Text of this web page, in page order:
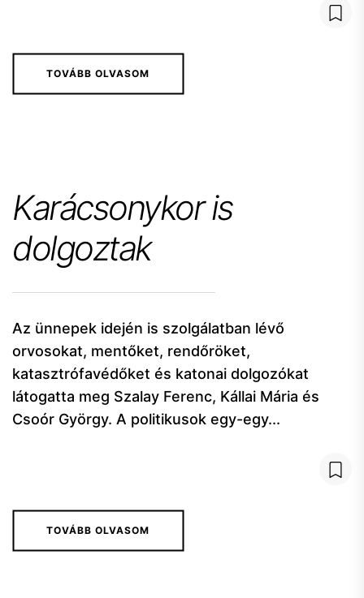
TOVÁBB OLVASOM
Karácsonykor is
dolgoztak
Az ünnepek idején is szolgálatban lévő
orvosokat, mentőket, rendőröket,
katasztrófavédőket és katonai dolgozókat
látogatta meg Szalay Ferenc, Kállai Mária és
Csoór György. A politikusok egy-egy...
TOVÁBB OLVASOM